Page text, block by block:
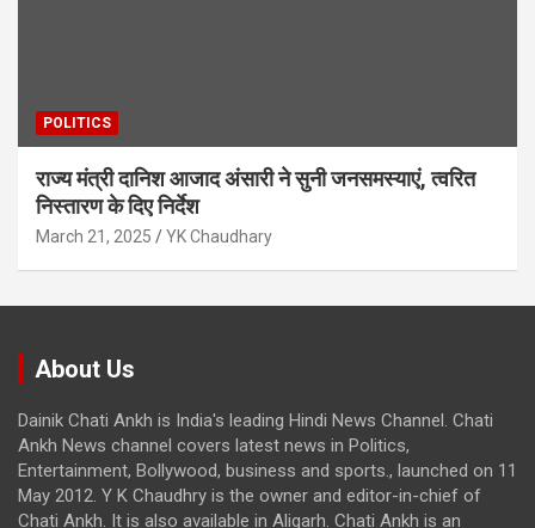
POLITICS
राज्य मंत्री दानिश आजाद अंसारी ने सुनी जनसमस्याएं, त्वरित
निस्तारण के दिए निर्देश
March 21, 2025 YK Chaudhary
About Us
Dainik Chati Ankh is India's leading Hindi News Channel. Chati
Ankh News channel covers latest news in Politics,
Entertainment, Bollywood, business and sports., launched on 11
May 2012. Y K Chaudhry is the owner and editor-in-chief of
Chati Ankh. It is also available in Aligarh. Chati Ankh is an